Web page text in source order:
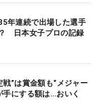
ルを獲得し、賞金女
ジ。「私のよさはこ
それを取り戻せるよ
ワードになる。
にも、日本の試合に
えていた。「一回
」。そんな考えが頭
年連続で出場した選手
日本女子プロの記録
”は賞金額も“メジャー
にする額は…おいく